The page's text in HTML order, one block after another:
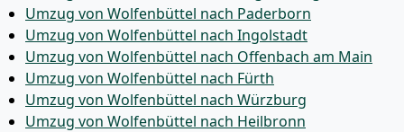
Umzug von Wolfenbüttel nach Paderborn
Umzug von Wolfenbüttel nach Ingolstadt
Umzug von Wolfenbüttel nach Offenbach am Main
Umzug von Wolfenbüttel nach Fürth
Umzug von Wolfenbüttel nach Würzburg
Umzug von Wolfenbüttel nach Heilbronn